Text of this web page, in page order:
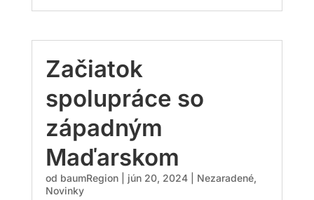
Začiatok
spolupráce so
západným
Maďarskom
od baumRegion| jún 20, 2024| Nezaradené,
Novinky